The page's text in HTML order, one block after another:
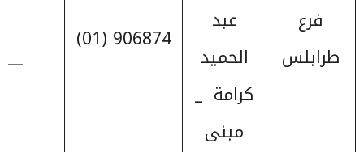
فرع
طرابلس
عبد
الحميد
كرامة _
مبنى
906874 (01)